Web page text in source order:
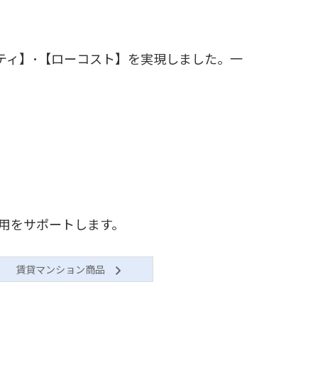
】･【ローコスト】を実現しました。一
サポートします。
賃貸マンション商品